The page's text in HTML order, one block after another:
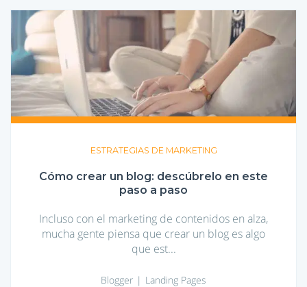
Cómo
crear
blog:
descúbrelo
en
este
paso
a
ESTRATEGIAS DE MARKETING
Cómo crear un blog: descúbrelo en este
paso a paso
Incluso con el marketing de contenidos en alza,
mucha gente piensa que crear un blog es algo
que est...
Blogger Landing Pages